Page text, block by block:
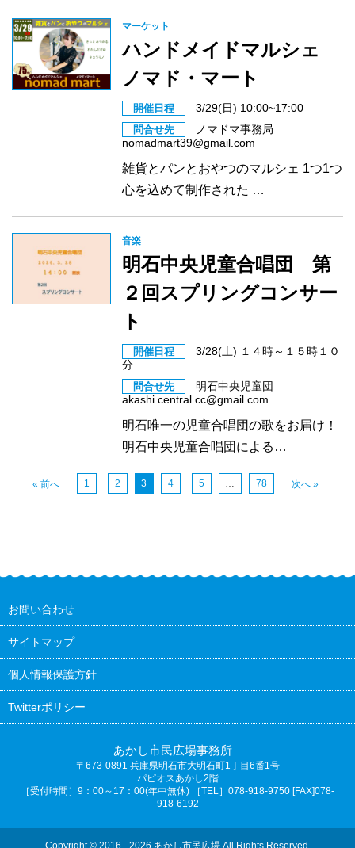
マーケット
ハンドメイドマルシェ
ノマド・マート
開催日程 3/29(日) 10:00~17:00
問合せ先
ノマドマ事務局
nomadmart39@gmail.com
雑貨とパンとおやつのマルシェ 1つ1つ
心を込めて制作された …
音楽
明石中央児童合唱団 第
２回スプリングコンサー
ト
開催日程
3/28(土) １４時～１５時１０
分
問合せ先
明石中央児童団
akashi.central.cc@gmail.com
明石唯一の児童合唱団の歌をお届け！
明石中央児童合唱団による…
« 前へ 1 2 3 4 5 78 次へ »
お問い合わせ
サイトマップ
個人情報保護方針
Twitterポリシー
あかし市民広場事務所
〒673-0891 兵庫県明石市大明石町1丁目6番1号
パピオスあかし2階
［受付時間］9：00～17：00(年中無休) ［TEL］078-918-9750 [FAX]078-
918-6192
Copyright © 2016 - 2026 あかし市民広場 All Rights Reserved.